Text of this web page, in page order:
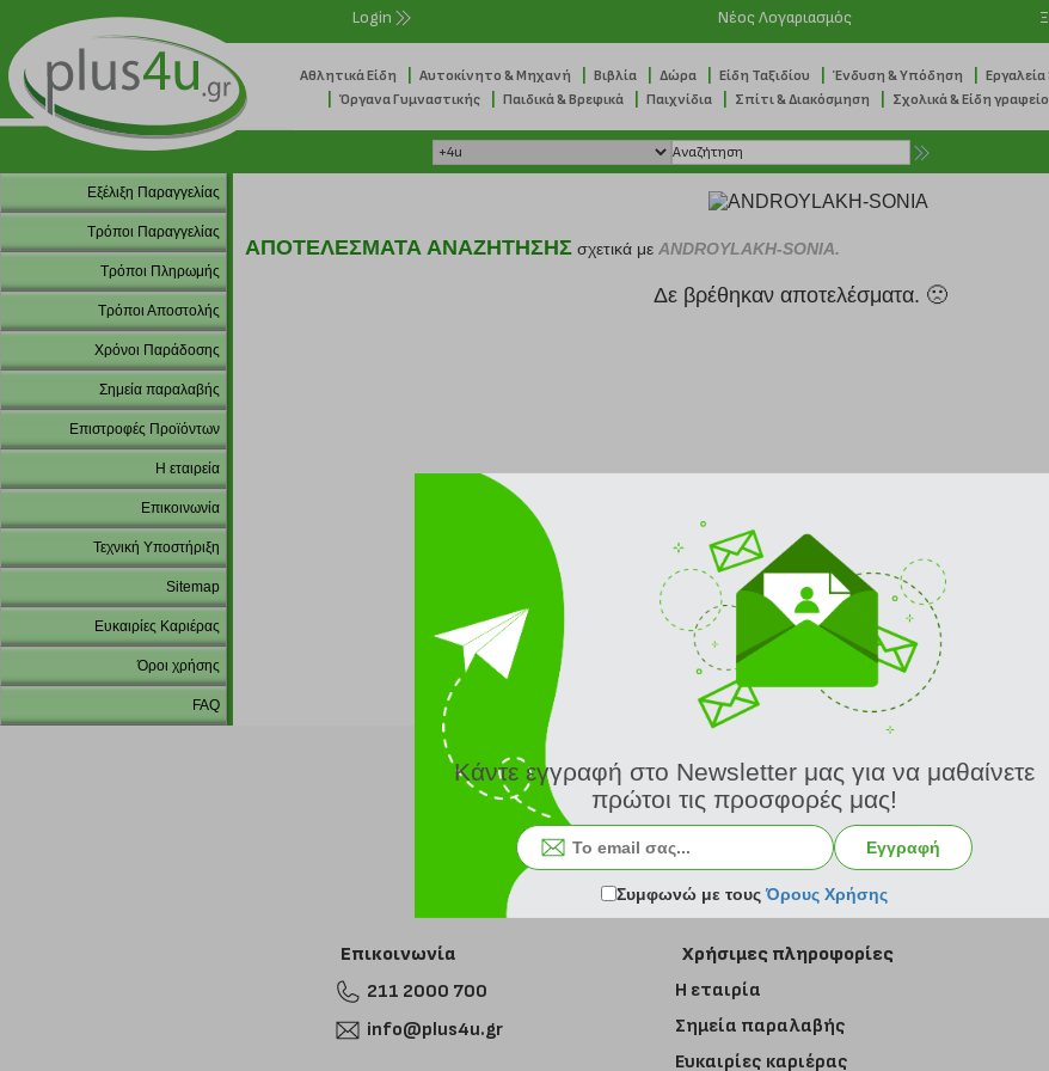
Login Νέος Λογαριασμός
Αθλητικά Είδη Αυτοκίνητο & Μηχανή Βιβλία Δώρα Είδη Ταξιδίου Ένδυση & Υπόδηση
Όργανα Γυμναστικής Παιδικά & Βρεφικά Παιχνίδια Σπίτι & Διακόσμηση Σχολικά & Είδη
Εξέλιξη Παραγγελίας
Τρόποι Παραγγελίας
Τρόποι Πληρωμής
Τρόποι Αποστολής
Χρόνοι Παράδοσης
Σημεία παραλαβής
Επιστροφές Προϊόντων
Η εταιρεία
Επικοινωνία
Τεχνική Υποστήριξη
Sitemap
Ευκαιρίες Καριέρας
Όροι χρήσης
FAQ
ΑΠΟΤΕΛΕΣΜΑΤΑ ΑΝΑΖΗΤΗΣΗΣ σχετικά με ANDROYLAKH-SONIA.
Δε βρέθηκαν αποτελέσματα. 🙁
Εγγραφή στο
Επικοινωνία
211 2000 700
info@plus4u.gr
Χρήσιμες πληροφορίες
Η εταιρία
Σημεία παραλαβής
Ευκαιρίες καριέρας
Κάντε εγγραφή στο Newsletter μας για να μαθαίνετε
πρώτοι τις προσφορές μας!
Εγγραφή
Συμφωνώ με τουςΌρους Χρήσης